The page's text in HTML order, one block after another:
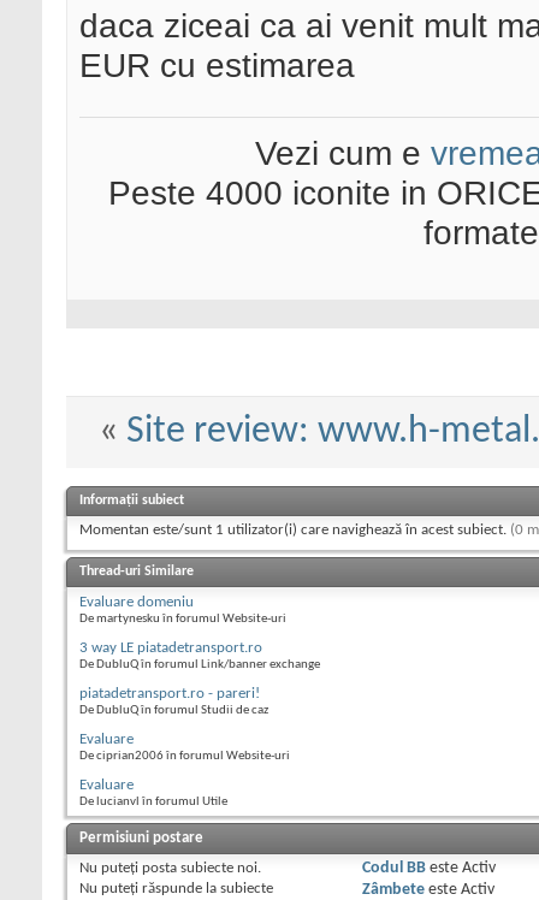
daca ziceai ca ai venit mult
EUR cu estimarea
Vezi cum e
Peste 4000 iconite in
« Site review: www.h-
Informații subiect
Momentan este/sunt 1 utilizator(i) care navighează în acest subiect. (0
Thread-uri Similare
Evaluare domeniu
De martynesku în forumul Website-uri
3 way LE piatadetransport.ro
De DubluQ în forumul Link/banner exchange
piatadetransport.ro - pareri!
De DubluQ în forumul Studii de caz
Evaluare
De ciprian2006 în forumul Website-uri
Evaluare
De lucianvl în forumul Utile
Permisiuni postare
Nu puteţi posta subiecte noi.
Nu puteţi răspunde la subiecte
Codul BBeste Activ
Zâmbeteeste Activ